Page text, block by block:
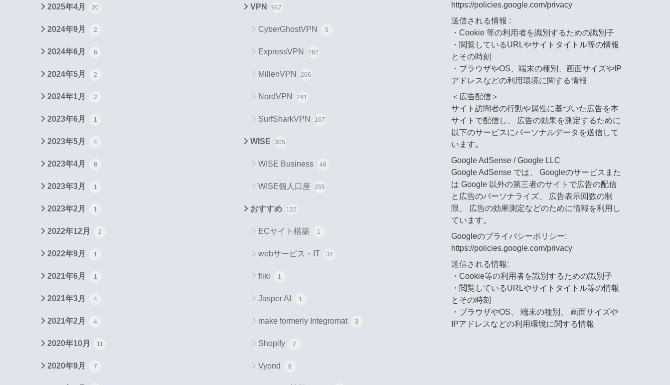
2025年4月 20
2024年9月 2
2024年6月 6
2024年5月 2
2024年1月 2
2023年6月 1
2023年5月 4
2023年4月 8
2023年3月 1
2023年2月 1
2022年12月 2
2022年9月 1
2021年6月 1
2021年3月 4
2021年2月 4
2020年10月 11
2020年9月 7
VPN 947
CyberGhostVPN 5
ExpressVPN 262
MillenVPN 266
NordVPN 241
SurfSharkVPN 167
WISE 305
WISE Business 48
WISE個人口座 255
おすすめ 122
ECサイト構築 1
webサービス・IT 32
fliki 1
Jasper AI 1
make formerly Integromat 3
Shopify 2
Vyond 8
https://policies.google.com/privacy
送信される情報 :
・Cookie 等の利用者を識別するための識別子
・閲覧しているURLやサイトタイトル等の情報
とその時刻
・ブラウザやOS、端末の種別、画面サイズやIP
アドレスなどの利用環境に関する情報
＜広告配信＞
サイト訪問者の行動や属性に基づいた広告を本
サイトで配信し、 広告の効果を測定するために
以下のサービスにパーソナルデータを送信して
います｡
Google AdSense / Google LLC
Google AdSense では、 Googleのサービスまた
は Google 以外の第三者のサイトで広告の配信
と広告のパーソナライズ、 広告表示回数の制
限、 広告の効果測定などのために情報を利用し
ています。
Googleのプライバシーポリシー:
https://policies.google.com/privacy
送信される情報:
・Cookie等の利用者を識別するための識別子
・閲覧しているURLやサイトタイトル等の情報
とその時刻
・ブラウザやOS、 端末の種別、 画面サイズや
IPアドレスなどの利用環境に関する情報